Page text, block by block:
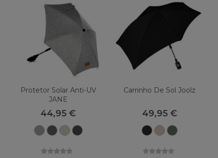
Protetor Solar Anti-UV
JANE
44,95 €
U05
escuro
U06
Frio
AreiaNuvem
Carrinho De Sol Joolz
49,95 €
Espaço
SandyVerde